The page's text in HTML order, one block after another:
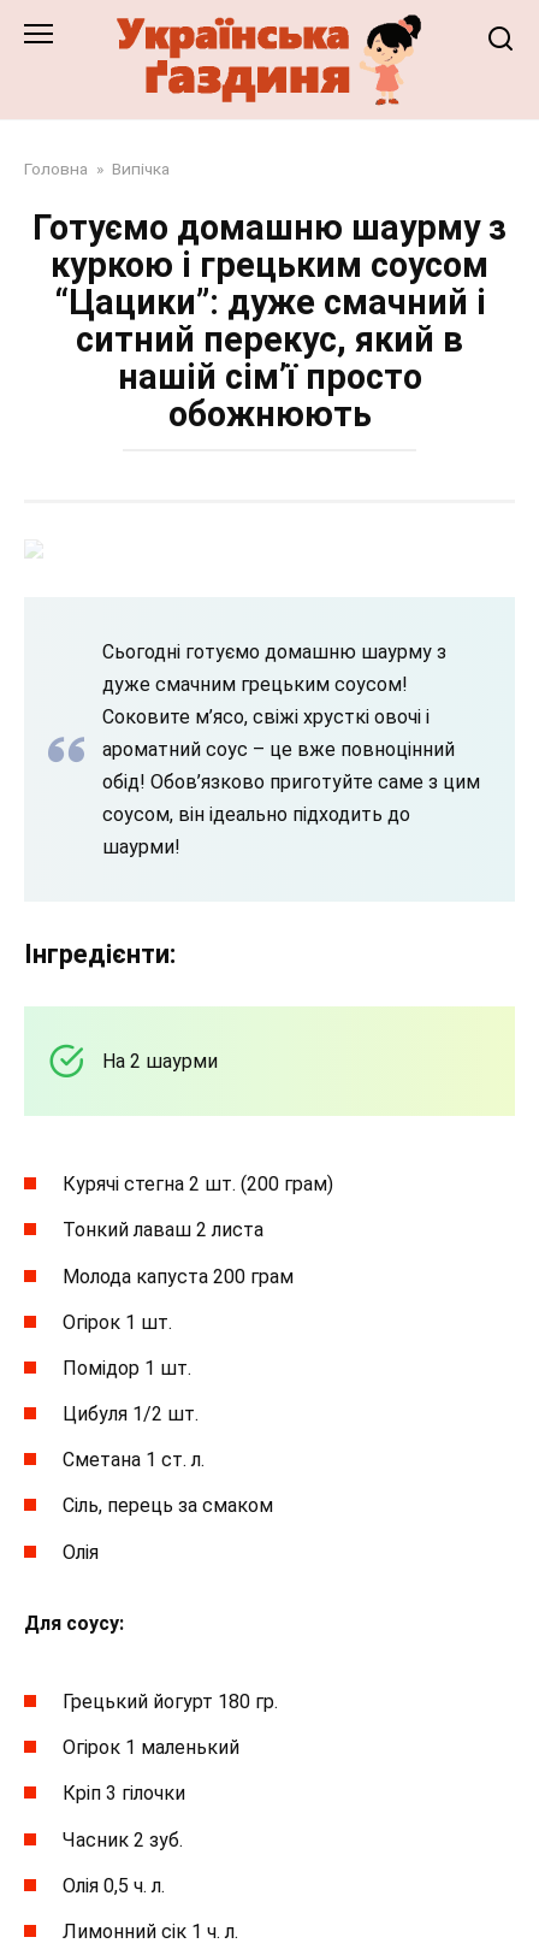
Головна » Випічка
Готуємо домашню шаурму з
куркою і грецьким соусом
“Цацики”: дуже смачний і
ситний перекус, який в
нашій сім’ї просто
обожнюють
Сьогодні готуємо домашню шаурму з
дуже смачним грецьким соусом!
Соковите м’ясо, свіжі хрусткі овочі і
ароматний соус – це вже повноцінний
обід! Обов’язково приготуйте саме з цим
соусом, він ідеально підходить до
шаурми!
Інгредієнти:
На 2 шаурми
Курячі стегна 2 шт. (200 грам)
Тонкий лаваш 2 листа
Молода капуста 200 грам
Огірок 1 шт.
Помідор 1 шт.
Цибуля 1/2 шт.
Сметана 1 ст. л.
Сіль, перець за смаком
Олія
Для соусу:
Грецький йогурт 180 гр.
Огірок 1 маленький
Кріп 3 гілочки
Часник 2 зуб.
Олія 0,5 ч. л.
Лимонний сік 1 ч. л.